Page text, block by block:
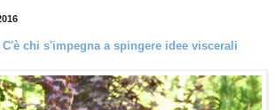
C'è chi s'impegna a spingere idee viscerali